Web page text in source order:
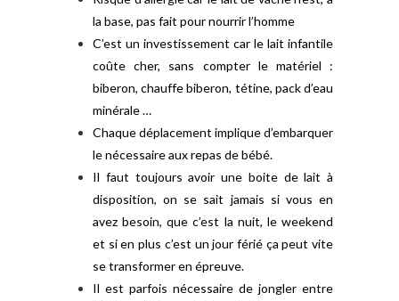
la base, pas fait pour nourrir l’homme
C’est un investissement car le lait infantile
coûte cher, sans compter le matériel :
biberon, chauffe biberon, tétine, pack d’eau
minérale …
Chaque déplacement implique d’embarquer
le nécessaire aux repas de bébé.
Il faut toujours avoir une boite de lait à
disposition, on se sait jamais si vous en
avez besoin, que c’est la nuit, le weekend
et si en plus c’est un jour férié ça peut vite
se transformer en épreuve.
Il est parfois nécessaire de jongler entre